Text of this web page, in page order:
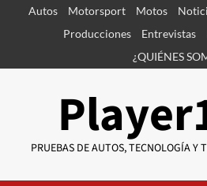
SaltarAutos Motorsport Motos
Producciones
Entrevistas
¿QUIÉNES
PRUEBAS DE AUTOS, TECNOLOGÍA Y